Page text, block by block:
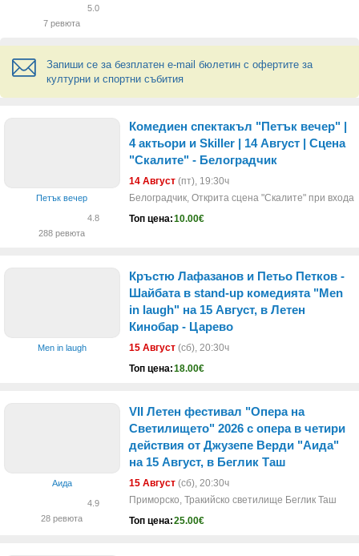
5.0
7 ревюта
Запиши се за безплатен e-mail бюлетин с офертите за
културни и спортни събития
Петък вечер
4.8
288 ревюта
Комедиен спектакъл "Петък вечер" |
4 актьори и Skiller | 14 Август | Сцена
"Скалите" - Белоградчик
14 Август (пт), 19:30ч
Белоградчик, Открита сцена "Скалите" при
Топ цена:10.00€
Men in laugh
Кръстю Лафазанов и Петьо Петков -
Шайбата в stand-up комедията "Men
in laugh" на 15 Август, в Летен
Кинобар - Царево
15 Август (сб), 20:30ч
Топ цена:18.00€
Аида
4.9
28 ревюта
VII Летен фестивал "Опера на
Светилището" 2026 с опера в четири
действия от Джузепе Верди "Аида"
на 15 Август, в Беглик Таш
15 Август (сб), 20:30ч
Приморско, Тракийско светилище Беглик Таш
Топ цена:25.00€